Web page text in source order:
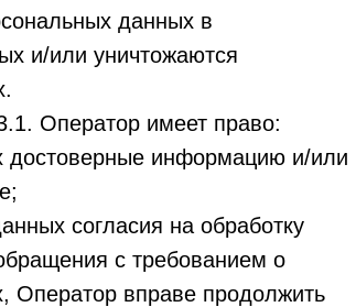
данных в
и/или уничтожаются
Оператор имеет право:
достоверные информацию и/или
согласия на обработку
с требованием о
Оператор вправе продолжить